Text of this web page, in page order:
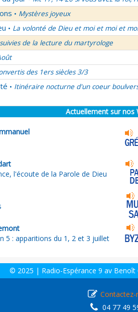
• Mystères joyeux
• La volonté de Dieu et moi et moi et
de la lecture du martyrologe
des 1ers siècles 3/3
• Itinéraire nocturne d'un coeur
Actuellement sur nos
l'écoute de la Parole de Dieu
5 : apparitions du 1, 2 et 3 juillet
© 2025 | Radio-Espérance 9 av Benoît
Contactez-
04 77 49